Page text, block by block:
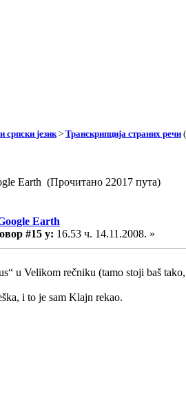
српски језик > Транскрипција страних речи
Earth (Прочитано 22017 пута)
Earth
#15 у: 16.53 ч. 14.11.2008. »
u Velikom rečniku (tamo stoji baš
i to je sam Klajn rekao.